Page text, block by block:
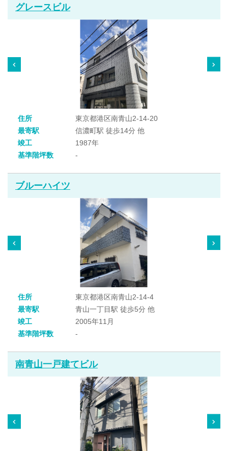
グレースビル
住所
東京都港区南青山2-14-20
最寄駅
信濃町駅 徒歩14分 他
竣工
1987年
基準階坪数
-
ブルーハイツ
住所
東京都港区南青山2-14-4
最寄駅
青山一丁目駅 徒歩5分 他
竣工
2005年11月
基準階坪数
-
南青山一戸建てビル